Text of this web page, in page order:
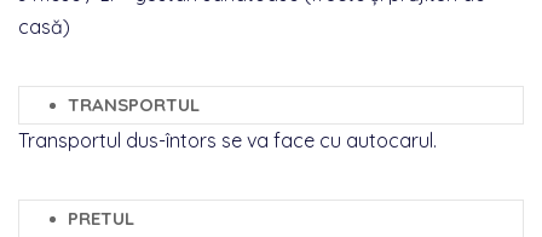
casă)
TRANSPORTUL
Transportul dus-întors se va face cu autocarul.
PRETUL